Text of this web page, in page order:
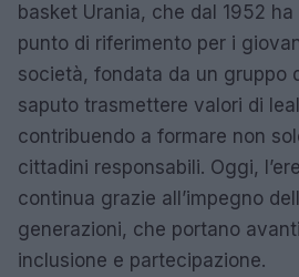
basket Urania, che dal 1952
punto di riferimento per i
società, fondata da un gruppo
saputo trasmettere valori di
contribuendo a formare non
cittadini responsabili. Oggi,
continua grazie all’impegno
generazioni, che portano
inclusione e partecipazione.